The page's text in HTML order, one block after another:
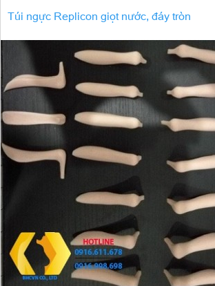
Túi ngực Replicon giọt nước, đáy tròn